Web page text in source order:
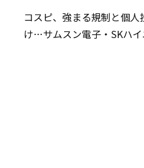
コスピ、強まる規制と個人
け…サムスン電子・SKハ